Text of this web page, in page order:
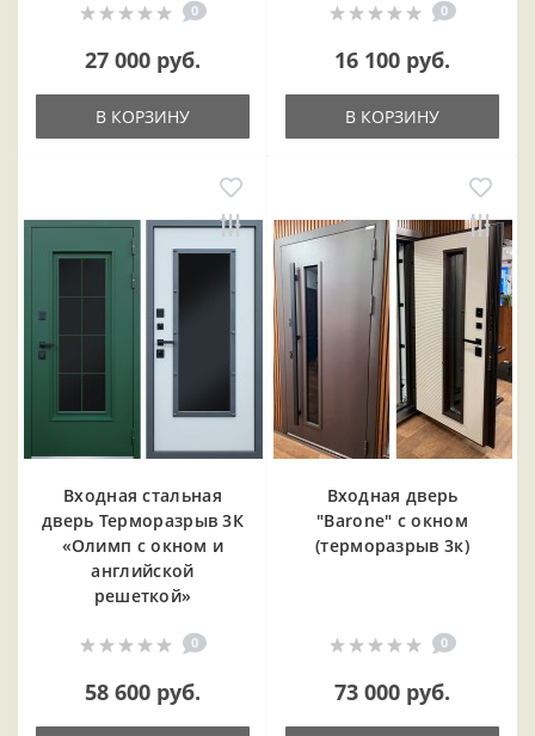
0
27 000 руб.
В КОРЗИНУ
0
16 100 руб.
В КОРЗИНУ
Входная cтальная
дверь Терморазрыв 3К
«Олимп с окном и
английской
решеткой»
0
58 600 руб.
Входная дверь
"Barone" с окном
(терморазрыв 3к)
0
73 000 руб.